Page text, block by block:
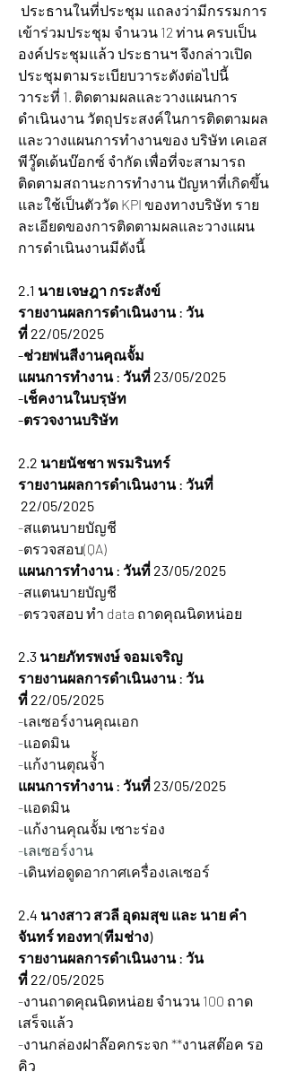
ประธานในที่ประชุม แถลงว่ามีกรรมการ
เข้าร่วมประชุม จำนวน 12 ท่าน ครบเป็น
องค์ประชุมแล้ว ประธานฯ จึงกล่าวเปิด
ประชุมตามระเบียบวาระดังต่อไปนี้
วาระที่ 1. ติดตามผลและวางแผนการ
ดำเนินงาน วัตถุประสงค์ในการติดตามผล
และวางแผนการทำงานของ บริษัท เคเอส
พีวู๊ดเด้นบ๊อกซ์ จำกัด เพื่อที่จะสามารถ
ติดตามสถานะการทำงาน ปัญหาที่เกิดขึ้น
และใช้เป็นตัววัด KPI ของทางบริษัท ราย
ละเอียดของการติดตามผลและวางแผน
การดำเนินงานมีดังนี้
2.1 นาย เจษฎา กระสังข์
รายงานผลการดำเนินงาน : วัน
ที่ 22/05/2025
-ช่วยพ่นสีงานคุณจั้ม
แผนการทำงาน : วันที่ 23/05/2025
-เช็คงานในบรฺษัท
-ตรวจงานบริษัท
2.2 นายนัชชา พรมรินทร์
รายงานผลการดำเนินงาน : วันที่
22/05/2025
-สแตนบายบัญชี
-ตรวจสอบ(QA)
แผนการทำงาน : วันที่ 23/05/2025
-สแตนบายบัญชี
-ตรวจสอบ ทำ data ถาดคุณนิดหน่อย
2.3 นายภัทรพงษ์ จอมเจริญ
รายงานผลการดำเนินงาน : วัน
ที่ 22/05/2025
-เลเซอร์งานคุณเอก
-แอดมิน
-แก้งานตุณจั้ำ
แผนการทำงาน : วันที่ 23/05/2025
-แอดมิน
-แก้งานคุณจั้ม เซาะร่อง
-เลเซอร์งาน
-เดินท่อดูดอากาศเครื่องเลเซอร์
2.4 นางสาว สวลี อุดมสุข และ นาย คำ
จันทร์ ทองทา(ทีมช่าง)
รายงานผลการดำเนินงาน : วัน
ที่ 22/05/2025
-งานถาดคุณนิดหน่อย จำนวน 100 ถาด
เสร็จแล้ว
-งานกล่องฝาล๊อคกระจก **งานสต๊อค รอ
คิว